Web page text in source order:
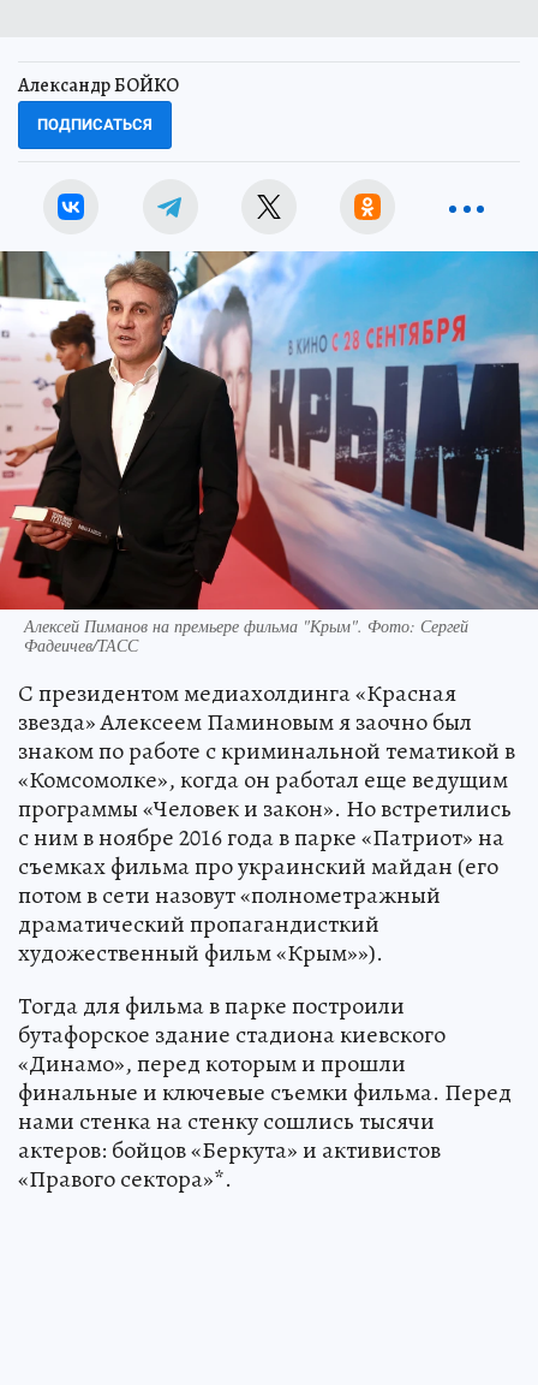
Александр БОЙКО
ПОДПИСАТЬСЯ
Алексей Пиманов на премьере фильма "Крым". Фото: Сергей
Фадеичев/ТАСС
С президентом медиахолдинга «Красная
звезда» Алексеем Паминовым я заочно был
знаком по работе с криминальной тематикой в
«Комсомолке», когда он работал еще ведущим
программы «Человек и закон». Но встретились
с ним в ноябре 2016 года в парке «Патриот» на
съемках фильма про украинский майдан (его
потом в сети назовут «полнометражный
драматический пропагандисткий
художественный фильм «Крым»»).
Тогда для фильма в парке построили
бутафорское здание стадиона киевского
«Динамо», перед которым и прошли
финальные и ключевые съемки фильма. Перед
нами стенка на стенку сошлись тысячи
актеров: бойцов «Беркута» и активистов
«Правого сектора»*.